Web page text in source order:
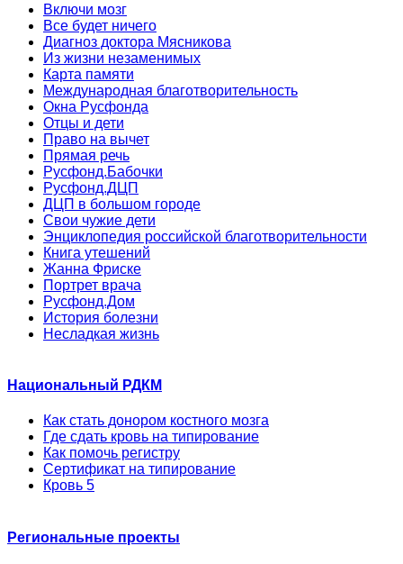
Включи мозг
Все будет ничего
Диагноз доктора Мясникова
Из жизни незаменимых
Карта памяти
Международная благотворительность
Окна Русфонда
Отцы и дети
Право на вычет
Прямая речь
Русфонд.Бабочки
Русфонд.ДЦП
ДЦП в большом городе
Свои чужие дети
Энциклопедия российской благотворительности
Книга утешений
Жанна Фриске
Портрет врача
Русфонд.Дом
История болезни
Несладкая жизнь
Национальный РДКМ
Как стать донором костного мозга
Где сдать кровь на типирование
Как помочь регистру
Сертификат на типирование
Кровь 5
Региональные проекты